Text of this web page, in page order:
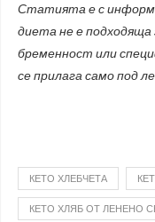
Статията е с
диета не е подходяща
бременност или
се прилага само под
КЕТО ХЛЕБЧЕТА
КЕТО ХЛЯБ ОТ ЛЕНЕНО